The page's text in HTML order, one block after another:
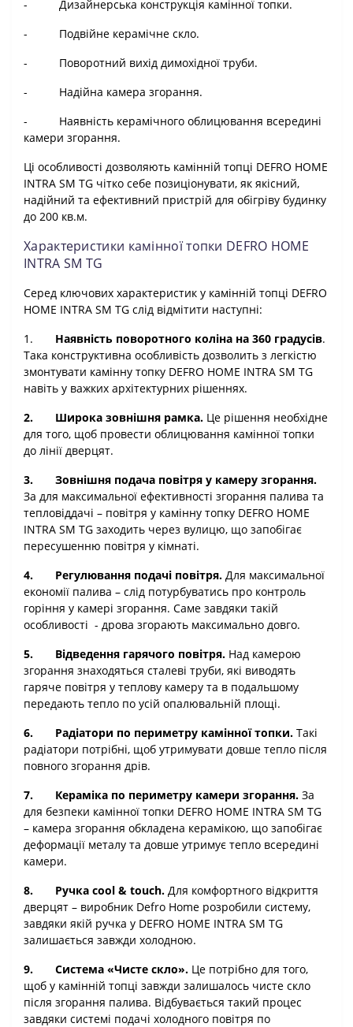
-
Дизайнерська конструкція камінної топки.
-
Подвійне керамічне скло.
-
Поворотний вихід димохідної труби.
-
Надійна камера згорання.
-
Наявність керамічного облицювання всередині
камери згорання.
Ці особливості дозволяють камінній топці DEFRO HOME
INTRA SM TG чітко себе позиціонувати, як якісний,
надійний та ефективний пристрій для обігріву будинку
до 200 кв.м.
Характеристики камінної топки DEFRO HOME
INTRA SM TG
Серед ключових характеристик у камінній топці DEFRO
HOME INTRA SM TG слід відмітити наступні:
1.
Наявність поворотного коліна на 360 градусів.
Така конструктивна особливість дозволить з легкістю
змонтувати камінну топку DEFRO HOME INTRA SM TG
навіть у важких архітектурних рішеннях.
2.
Широка зовнішня рамка. Це рішення необхідне
для того, щоб провести облицювання камінної топки
до лінії дверцят.
3.
Зовнішня подача повітря у камеру згорання.
За для максимальної ефективності згорання палива та
тепловіддачі – повітря у камінну топку DEFRO HOME
INTRA SM TG заходить через вулицю, що запобігає
пересушенню повітря у кімнаті.
4.
Регулювання подачі повітря. Для максимальної
економії палива – слід потурбуватись про контроль
горіння у камері згорання. Саме завдяки такій
особливості - дрова згорають максимально довго.
5.
Відведення гарячого повітря. Над камерою
згорання знаходяться сталеві труби, які виводять
гаряче повітря у теплову камеру та в подальшому
передають тепло по усій опалювальній площі.
6.
Радіатори по периметру камінної топки. Такі
радіатори потрібні, щоб утримувати довше тепло після
повного згорання дрів.
7.
Кераміка по периметру камери згорання. За
для безпеки камінної топки DEFRO HOME INTRA SM TG
– камера згорання обкладена керамікою, що запобігає
деформації металу та довше утримує тепло всередині
камери.
8.
Ручка cool & touch. Для комфортного відкриття
дверцят – виробник Defro Home розробили систему,
завдяки якій ручка у DEFRO HOME INTRA SM TG
залишається завжди холодною.
9.
Система «Чисте скло». Це потрібно для того,
щоб у камінній топці завжди залишалось чисте скло
після згорання палива. Відбувається такий процес
завдяки системі подачі холодного повітря по